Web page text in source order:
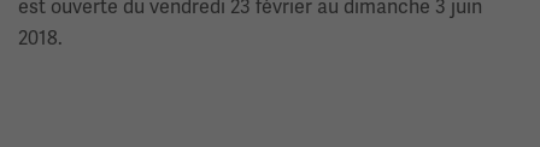
est ouverte du vendredi 23 février au dimanche 3 juin
2018.